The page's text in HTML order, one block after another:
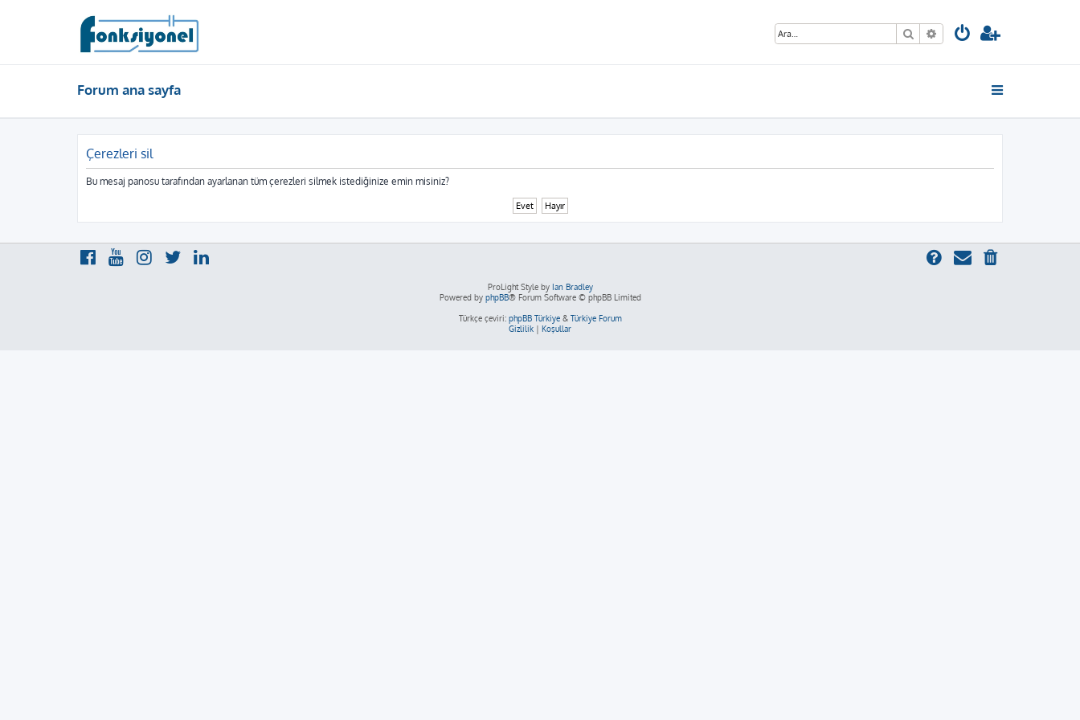
Ara Gelişmiş arama
Forum ana sayfa
Çerezleri sil
Bu mesaj panosu tarafından ayarlanan tüm çerezleri silmek istediğinize emin misiniz?
ProLight Style by Ian Bradley
Powered by phpBB® Forum Software © phpBB Limited
Türkçe çeviri: phpBB Türkiye& Türkiye Forum
Gizlilik | Koşullar